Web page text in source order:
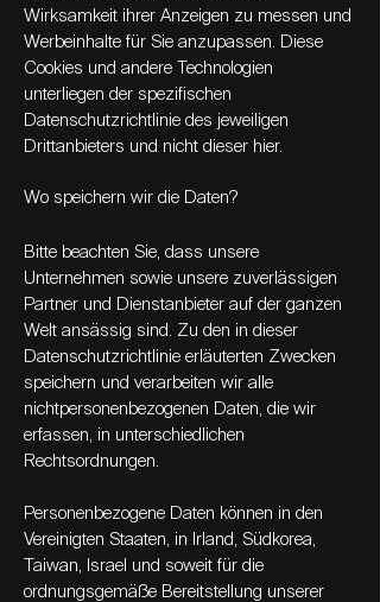
Wirksamkeit ihrer Anzeigen zu messen und
Werbeinhalte für Sie anzupassen. Diese
Cookies und andere Technologien
unterliegen der spezifischen
Datenschutzrichtlinie des jeweiligen
Drittanbieters und nicht dieser hier.
Wo speichern wir die Daten?
Bitte beachten Sie, dass unsere
Unternehmen sowie unsere zuverlässigen
Partner und Dienstanbieter auf der ganzen
Welt ansässig sind. Zu den in dieser
Datenschutzrichtlinie erläuterten Zwecken
speichern und verarbeiten wir alle
nichtpersonenbezogenen Daten, die wir
erfassen, in unterschiedlichen
Rechtsordnungen.
Personenbezogene Daten können in den
Vereinigten Staaten, in Irland, Südkorea,
Taiwan, Israel und soweit für die
ordnungsgemäße Bereitstellung unserer